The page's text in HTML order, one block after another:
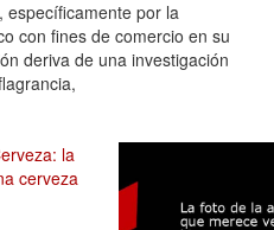
específicamente por la
con fines de comercio en su
deriva de una investigación